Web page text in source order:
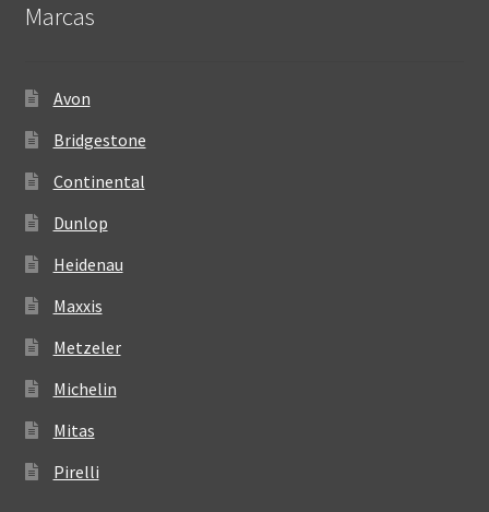
Marcas
Avon
Bridgestone
Continental
Dunlop
Heidenau
Maxxis
Metzeler
Michelin
Mitas
Pirelli